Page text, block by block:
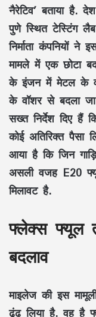
नैरेटिव’ बताया
पुणे स्थित टेस्टिंग
निर्माता कंपनियों
मामले में एक छोटा
के इंजन में मेटल के
के वॉशर से बदला
सख्त निर्देश दिए हैं
कोई अतिरिक्त
आया है कि जिन
असली वजह E20
मिलावट है.
फ्लेक्स फ्यूल
बदलाव
माइलेज की इस